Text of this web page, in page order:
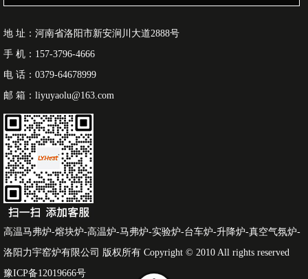
地 址：河南省洛阳市新安涧川大道2888号
手 机：157-3796-4666
电 话：0379-64678999
邮 箱：liyuyaolu@163.com
高温马弗炉-熔块炉-高温炉-马弗炉-实验炉-台车炉-升降炉-真空气氛炉-
洛阳力宇窑炉有限公司 版权所有 Copyright © 2010 All rights reserved
豫ICP备12019666号